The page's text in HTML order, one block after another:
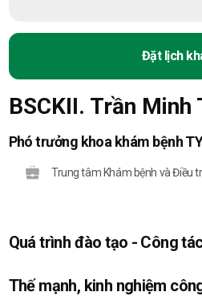
Đặt lịch
BSCKII. Trần Minh
Phó trưởng khoa khám bệnh
Trung tâm Khám bệnh và Điều
Quá trình đào tạo - Công
Thế mạnh, kinh nghiệm